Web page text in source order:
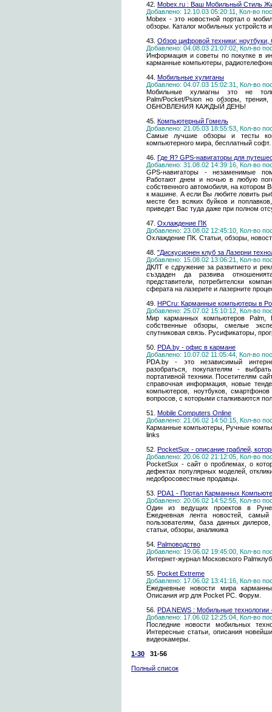
42. Mobex.ru : Ваш Мобильный Стиль
Добавлено: 12.10.03 05:20:11, Кол-во
Mobex - это новостной портал о
обзоры. Каталог мобильных устройств
43. Обзор цифровой техники:
Добавлено: 04.08.03 21:07:02, Кол-во
Информация и советы по покупке в
карманные компьютеры,
44. Мобильные хулиганы
Добавлено: 04.07.03 15:02:31, Кол-во
Мобильные хулиагны это не
Palm/Pocket/Psion но обзоры,
ОБНОВЛЕНИЯ КАЖДЫЙ ДЕНЬ!
45. Компьютерный Гомель
Добавлено: 21.05.03 18:55:53, Кол-во
Самые лучшие обзоры и тесты
компьютерного мира, бесплатный софт.
46. Где Я? GPS-навигаторы для
Добавлено: 31.08.02 14:39:16, Кол-во
GPS-навигаторы - незаменимые
Работают днем и ночью в любую
собственного автомобиля, на котором
к машине. А если Вы любите ловить
месте без всяких буйков и
приведет Вас туда даже при полном
47. Охлаждение ПК
Добавлено: 23.08.02 12:45:10, Кол-во
Охлаждение ПК. Статьи, обзоры,
48. "Дискусионен клуб за Лазерни
Добавлено: 15.08.02 13:06:21, Кол-во
ДКЛТ е сдружение за развитието и
създаден да развива
представители, потребителски
сферата на лазерите и лазерните
49. HPCru: Карманные компьютеры в
Добавлено: 25.07.02 15:10:12, Кол-во
Мир карманных компьютеров Palm,
собственные обзоры, смелые
спутниковая связь. Русификаторы,
50. PDA.by - офис в кармане
Добавлено: 10.07.02 11:05:44, Кол-во
PDA.by - это независимый
разобраться, покупателям -
портативной техники. Посетителям
справочная информация, новые
компьютеров, ноутбуков,
вопросов, с которыми сталкиваются
51. Mobile Computers Online
Добавлено: 21.06.02 14:50:15, Кол-во
Карманные компьютеры, Ручные
links
52. PocketSux - описание граблей,
Добавлено: 20.06.02 21:12:05, Кол-во
PocketSux - сайт о проблемах, о
дефектах популярных моделей,
недобросовестные продавцы.
53. PDA1 - Портал Карманных
Добавлено: 20.06.02 14:52:55, Кол-во
Один из ведущих проектов в
Ежедневная лента новостей,
пользователям, база данных
статьи, обзоры, аналикика
54. Palmоводство
Добавлено: 19.06.02 19:45:00, Кол-во
Интернет-журнал Московского
55. Pocket Extreme
Добавлено: 17.06.02 13:41:16, Кол-во
Ежедневные новости мира
Описания игр для Pocket PC. Форум.
56. PDA NEWS : Мобильные
Добавлено: 17.06.02 12:25:04, Кол-во
Последние новости мобильных
Интересные статьи, описания
видеокамеры.
1-30
31-56
Полный список